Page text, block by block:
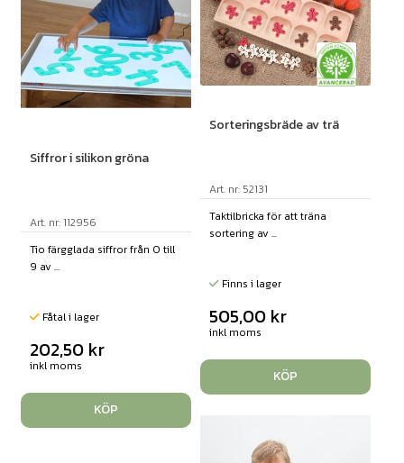
Siffror i silikon gröna
Art. nr: 112956
Tio färgglada siffror från 0 till
9 av ...
Fåtal i lager
202,50 kr
inkl moms
KÖP
Sorteringsbräde av trä
Art. nr: 52131
Taktilbricka för att träna
sortering av ...
Finns i lager
505,00 kr
inkl moms
KÖP